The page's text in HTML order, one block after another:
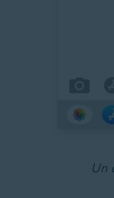
Un